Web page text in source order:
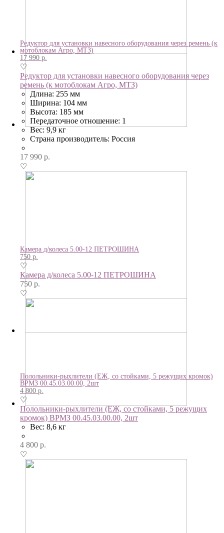
Редуктор для установки навесного оборудования через ремень (к
мотоблокам Агро, МТЗ)
17 990 р.
♡
Редуктор для установки навесного оборудования через
ремень (к мотоблокам Агро, МТЗ)
Длина: 255 мм
Ширина: 104 мм
Высота: 185 мм
Передаточное отношение: 1
Вес: 9,9 кг
Страна производитель: Россия
17 990 р.
♡
Камера д/колеса 5.00-12 ПЕТРОШИНА
750 р.
♡
Камера д/колеса 5.00-12 ПЕТРОШИНА
750 р.
♡
Полольники-рыхлители (ЕЖ, со стойками, 5 режущих кромок)
ВРМЗ 00.45.03.00.00, 2шт
4 800 р.
♡
Полольники-рыхлители (ЕЖ, со стойками, 5 режущих
кромок) ВРМЗ 00.45.03.00.00, 2шт
Вес: 8,6 кг
4 800 р.
♡